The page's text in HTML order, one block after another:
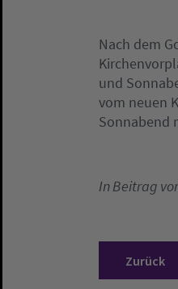
Nach dem
und
vom neuen
Sonnabend
In Beitrag
Zurück